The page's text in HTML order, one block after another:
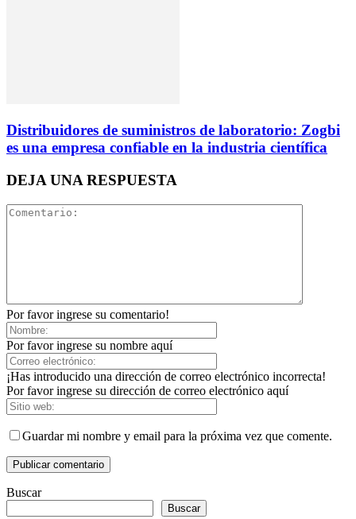
Distribuidores de suministros de laboratorio: Zogbi
es una empresa confiable en la industria científica
DEJA UNA RESPUESTA
Por favor ingrese su comentario!
Por favor ingrese su nombre aquí
¡Has introducido una dirección de correo electrónico incorrecta!
Por favor ingrese su dirección de correo electrónico aquí
Guardar mi nombre y email para la próxima vez que comente.
Buscar
Buscar